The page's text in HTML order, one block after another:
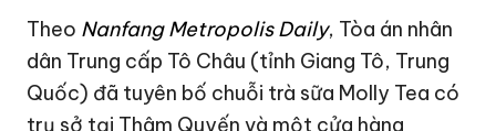
Theo Nanfang Metropolis Daily, Tòa án nhân
dân Trung cấp Tô Châu (tỉnh Giang Tô, Trung
Quốc) đã tuyên bố chuỗi trà sữa Molly Tea có
trụ sở tại Thâm Quyến và một cửa hàng